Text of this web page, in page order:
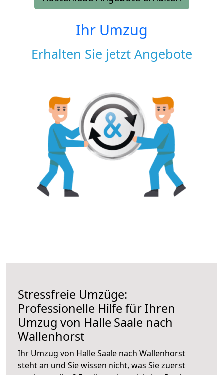
Ihr Umzug
Erhalten Sie jetzt Angebote
Stressfreie Umzüge:
Professionelle Hilfe für Ihren
Umzug von Halle Saale nach
Wallenhorst
Ihr Umzug von Halle Saale nach Wallenhorst
steht an und Sie wissen nicht, was Sie zuerst